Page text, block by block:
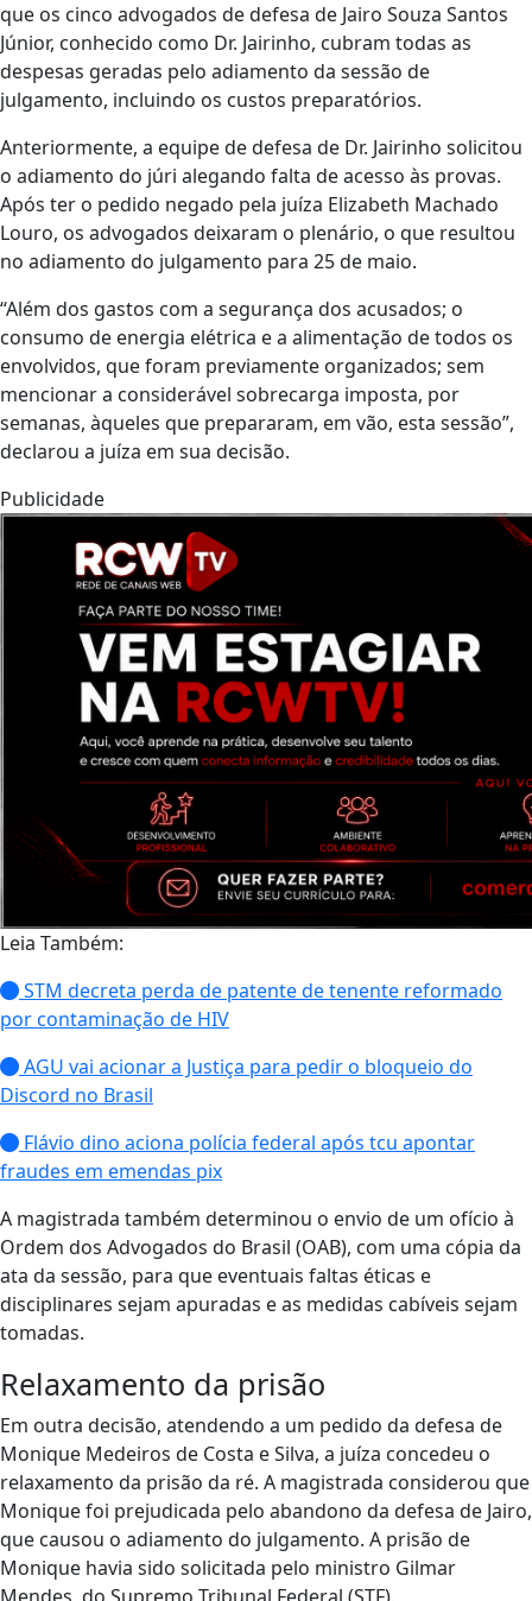
que os cinco advogados de defesa de Jairo Souza Santos
Júnior, conhecido como Dr. Jairinho, cubram todas as
despesas geradas pelo adiamento da sessão de
julgamento, incluindo os custos preparatórios.
Anteriormente, a equipe de defesa de Dr. Jairinho solicitou
o adiamento do júri alegando falta de acesso às provas.
Após ter o pedido negado pela juíza Elizabeth Machado
Louro, os advogados deixaram o plenário, o que resultou
no adiamento do julgamento para 25 de maio.
“Além dos gastos com a segurança dos acusados; o
consumo de energia elétrica e a alimentação de todos os
envolvidos, que foram previamente organizados; sem
mencionar a considerável sobrecarga imposta, por
semanas, àqueles que prepararam, em vão, esta sessão”,
declarou a juíza em sua decisão.
Publicidade
Leia Também:
STM decreta perda de patente de tenente reformado
por contaminação de HIV
AGU vai acionar a Justiça para pedir o bloqueio do
Discord no Brasil
Flávio dino aciona polícia federal após tcu apontar
fraudes em emendas pix
A magistrada também determinou o envio de um ofício à
Ordem dos Advogados do Brasil (OAB), com uma cópia da
ata da sessão, para que eventuais faltas éticas e
disciplinares sejam apuradas e as medidas cabíveis sejam
tomadas.
Relaxamento da prisão
Em outra decisão, atendendo a um pedido da defesa de
Monique Medeiros de Costa e Silva, a juíza concedeu o
relaxamento da prisão da ré. A magistrada considerou que
Monique foi prejudicada pelo abandono da defesa de Jairo,
que causou o adiamento do julgamento. A prisão de
Monique havia sido solicitada pelo ministro Gilmar